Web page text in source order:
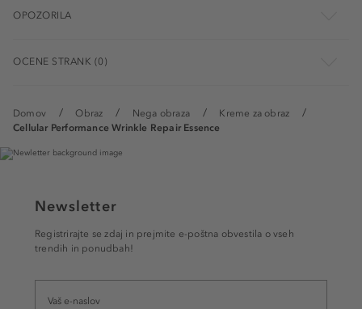
Domov Obraz Nega obraza
Kreme za obraz
Cellular Performance Wrinkle Repair Essence
OPOZORILA
OCENE STRANK (0)
Newsletter
Registrirajte se zdaj in prejmite e-poštna obvestila o vseh
trendih in ponudbah!